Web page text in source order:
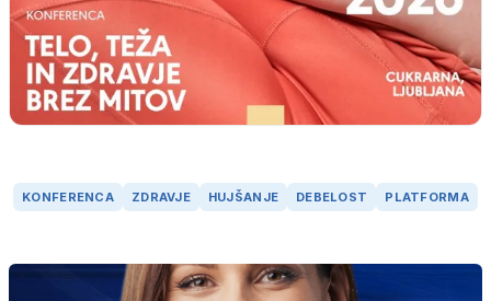
KONFERENCA ZDRAVJE HUJŠANJE DEBELOST PLATFORMA